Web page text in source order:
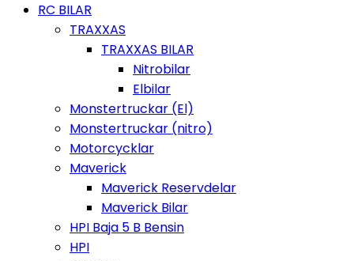
RC BILAR
TRAXXAS
TRAXXAS BILAR
Nitrobilar
Elbilar
Monstertruckar (El)
Monstertruckar (nitro)
Motorcycklar
Maverick
Maverick Reservdelar
Maverick Bilar
HPI Baja 5 B Bensin
HPI